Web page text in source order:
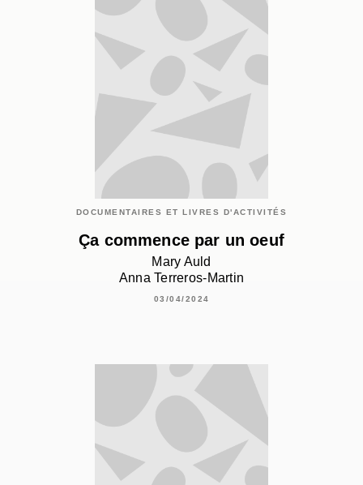
DOCUMENTAIRES ET LIVRES D'ACTIVITÉS
Ça commence par un oeuf
Mary Auld
Anna Terreros-Martin
03/04/2024